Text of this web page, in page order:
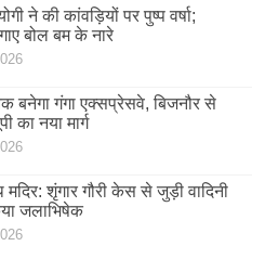
ने की कांवड़ियों पर पुष्प वर्षा;
बोल बम के नारे
बनेगा गंगा एक्सप्रेसवे, बिजनौर से
का नया मार्ग
मदिर: शृंगार गौरी केस से जुड़ी वादिनी
जलाभिषेक